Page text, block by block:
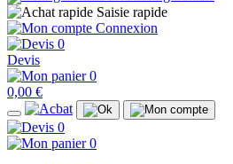
Saisie rapide
Connexion
0
Devis
0
0,00 €
0
0